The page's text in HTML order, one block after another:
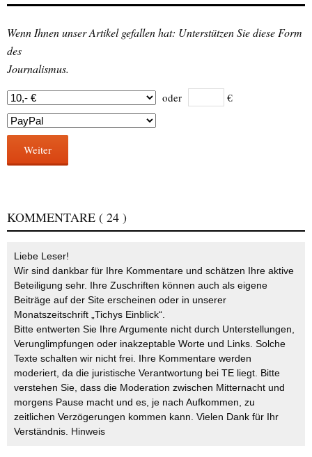
Wenn Ihnen unser Artikel gefallen hat: Unterstützen Sie diese Form
des
Journalismus.
oder €
Weiter
KOMMENTARE ( 24 )
Liebe Leser!
Wir sind dankbar für Ihre Kommentare und schätzen Ihre aktive
Beteiligung sehr. Ihre Zuschriften können auch als eigene
Beiträge auf der Site erscheinen oder in unserer
Monatszeitschrift „Tichys Einblick“.
Bitte entwerten Sie Ihre Argumente nicht durch Unterstellungen,
Verunglimpfungen oder inakzeptable Worte und Links. Solche
Texte schalten wir nicht frei. Ihre Kommentare werden
moderiert, da die juristische Verantwortung bei TE liegt. Bitte
verstehen Sie, dass die Moderation zwischen Mitternacht und
morgens Pause macht und es, je nach Aufkommen, zu
zeitlichen Verzögerungen kommen kann. Vielen Dank für Ihr
Verständnis. Hinweis